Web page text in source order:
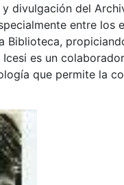
divulgación del
entre los
Biblioteca,
es un
que permite la